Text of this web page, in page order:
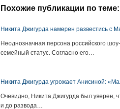
Похожие публикации по теме:
Никита Джигурда намерен развестись с
Неоднозначная персона российского
семейный статус. Согласно его…
Никита Джигурда угрожает Анисиной:
Очевидно, Никита Джигурда был уверен,
и до развода…